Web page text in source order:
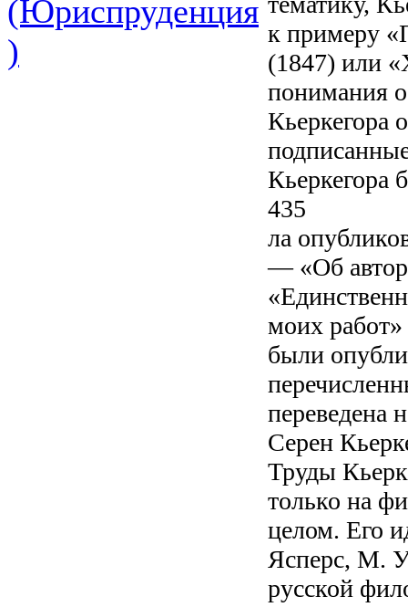
(Юриспруденция
)
к примеру
(1847) или
понимания
Кьеркегора
Кьеркегора
435
ла
— «Об
моих
были
переведена
Серен
Труды
только на
целом. Его
Ясперс, М.
русской